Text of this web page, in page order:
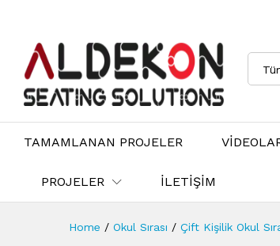
TAMAMLANAN PROJELER
PROJELER İLETİŞİM
Home / Okul Sırası / Çift Kişilik Okul